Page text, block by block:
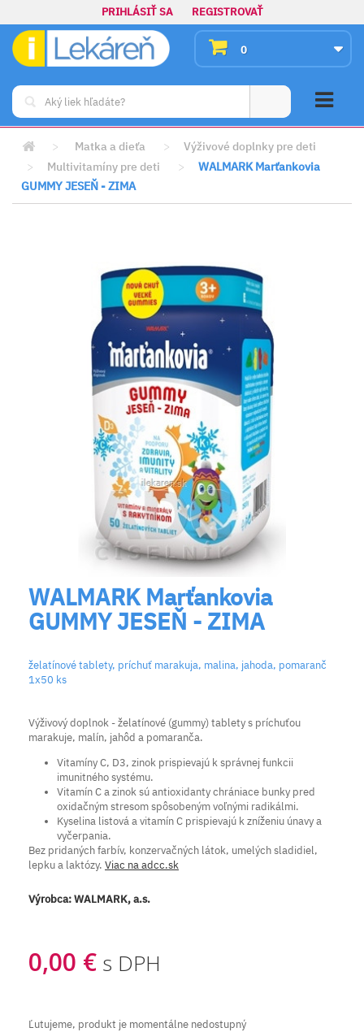
PRIHLÁSIŤ SA REGISTROVAŤ
0
> Matka a dieťa >
Výživové doplnky pre deti
>
Multivitamíny pre deti >
WALMARK Marťankovia
GUMMY JESEŇ - ZIMA
WALMARK Marťankovia
GUMMY JESEŇ - ZIMA
želatínové tablety, príchuť marakuja, malina, jahoda, pomaranč
1x50 ks
Výživový doplnok - želatínové (gummy) tablety s príchuťou
marakuje, malín, jahôd a pomaranča.
Vitamíny C, D3, zinok prispievajú k správnej funkcii
imunitného systému.
Vitamín C a zinok sú antioxidanty chrániace bunky pred
oxidačným stresom spôsobeným voľnými radikálmi.
Kyselina listová a vitamín C prispievajú k zníženiu únavy a
vyčerpania.
Bez pridaných farbív, konzervačných látok, umelých sladidiel,
lepku a laktózy. Viac na adcc.sk
Výrobca:WALMARK, a.s.
0,00 € s DPH
Ľutujeme, produkt je momentálne nedostupný